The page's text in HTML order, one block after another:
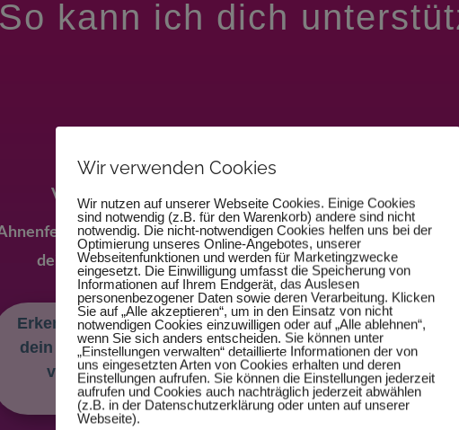
So kann ich dich
VIDEO-SERIE
heilen – der Einfluss
deines Ahnenfeldes
Erkenne und verändere
dein Ahnenfeld und du
veränderst dich
0€
VIDEO
Mit praktischer
meins oder was von
90 % deiner
Gedanken sind
sondern fremde
0€
Wir verwenden Cookies
Wir nutzen auf unserer Webseite Cookies. Einige Cookies
sind notwendig (z.B. für den Warenkorb) andere sind nicht
notwendig. Die nicht-notwendigen Cookies helfen uns bei der
Optimierung unseres Online-Angebotes, unserer
Webseitenfunktionen und werden für Marketingzwecke
eingesetzt. Die Einwilligung umfasst die Speicherung von
Informationen auf Ihrem Endgerät, das Auslesen
personenbezogener Daten sowie deren Verarbeitung. Klicken
Sie auf „Alle akzeptieren“, um in den Einsatz von nicht
notwendigen Cookies einzuwilligen oder auf „Alle ablehnen“,
wenn Sie sich anders entscheiden. Sie können unter
„Einstellungen verwalten“ detaillierte Informationen der von
uns eingesetzten Arten von Cookies erhalten und deren
Einstellungen aufrufen. Sie können die Einstellungen jederzeit
aufrufen und Cookies auch nachträglich jederzeit abwählen
(z.B. in der Datenschutzerklärung oder unten auf unserer
Webseite).